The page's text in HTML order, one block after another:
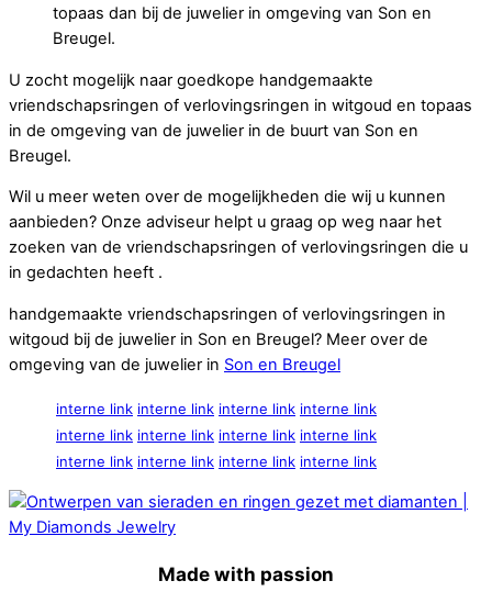
topaas dan bij de juwelier in omgeving van Son en
Breugel.
U zocht mogelijk naar goedkope handgemaakte
vriendschapsringen of verlovingsringen in witgoud en topaas
in de omgeving van de juwelier in de buurt van Son en
Breugel.
Wil u meer weten over de mogelijkheden die wij u kunnen
aanbieden? Onze adviseur helpt u graag op weg naar het
zoeken van de vriendschapsringen of verlovingsringen die u
in gedachten heeft .
handgemaakte vriendschapsringen of verlovingsringen in
witgoud bij de juwelier in Son en Breugel? Meer over de
omgeving van de juwelier in Son en Breugel
interne link interne link interne link interne link
interne link interne link interne link interne link
interne link interne link interne link interne link
Made with passion